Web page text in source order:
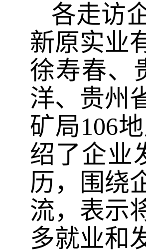
各走访
新原实业
徐寿春、
洋、贵州
矿局106
绍了企业
历，围绕
流，表示
多就业和